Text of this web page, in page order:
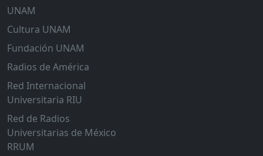
UNAM
Cultura UNAM
Fundación UNAM
Radios de América
Red Internacional
Universitaria RIU
Red de Radios
Universitarias de México
RRUM